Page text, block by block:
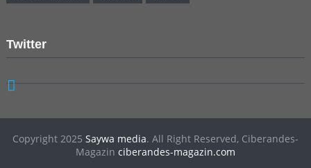
Twitter
Copyright 2025 Saywa media. All Right Reserved, Ciberandes-
Magazin ciberandes-magazin.com